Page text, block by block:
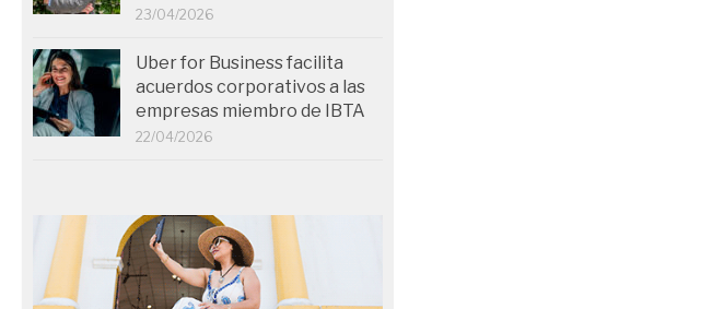
23/04/2026
Uber for Business facilita
acuerdos corporativos a las
empresas miembro de IBTA
22/04/2026